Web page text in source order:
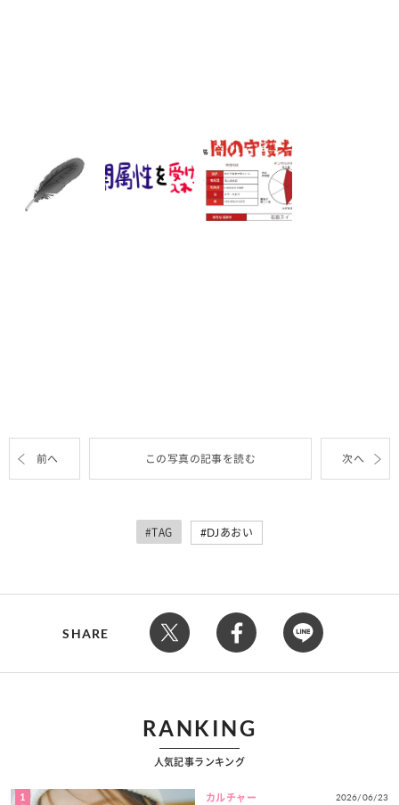
前へ この写真の記事を読む 次へ
#TAG DJあおい
SHARE
RANKING
人気記事ランキング
1 カルチャー 2026/06/23